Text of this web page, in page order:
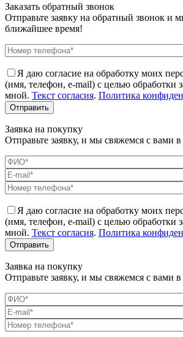
Заказать обратный звонок
Отправьте заявку на обратный звонок и
ближайшее время!
Я даю согласие на обработку моих
(имя, телефон, e-mail) с целью обработки
мной. Текст согласия. Политика
Заявка на покупку
Отправьте заявку, и мы свяжемся с вами
Я даю согласие на обработку моих
(имя, телефон, e-mail) с целью обработки
мной. Текст согласия. Политика
Заявка на покупку
Отправьте заявку, и мы свяжемся с вами